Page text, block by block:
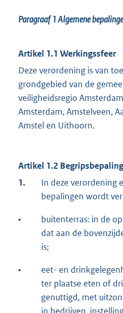
Paragraaf 1Algemene
Artikel 1.1 Werkingssfeer
Deze verordening is van
grondgebied van de
veiligheidsregio
Amsterdam, Amstelveen,
Amstel en Uithoorn.
Artikel 1.2
1.
In deze verordening
bepalingen wordt
•
buitenterras: in de
dat aan de
is;
•
eet- en
ter plaatse eten of
genuttigd, met